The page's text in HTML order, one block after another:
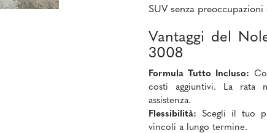
SUV senza preoccupazioni
Vantaggi del
3008
Formula Tutto Incluso:
costi aggiuntivi. La rata
assistenza.
Flessibilità: Scegli il tuo
vincoli a lungo termine.